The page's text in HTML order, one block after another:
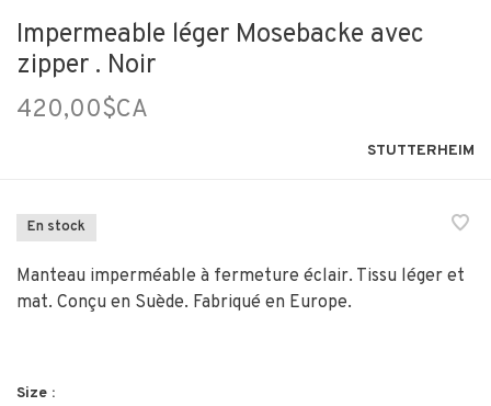
Impermeable léger Mosebacke avec
zipper . Noir
420,00$CA
STUTTERHEIM
En stock
Manteau imperméable à fermeture éclair. Tissu léger et
mat. Conçu en Suède. Fabriqué en Europe.
Size :